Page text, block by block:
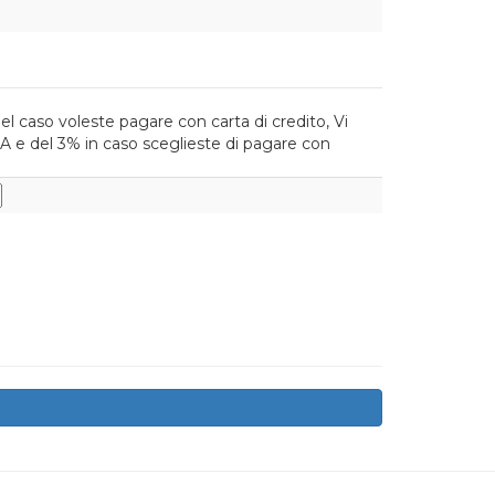
caso voleste pagare con carta di credito, Vi
e del 3% in caso sceglieste di pagare con